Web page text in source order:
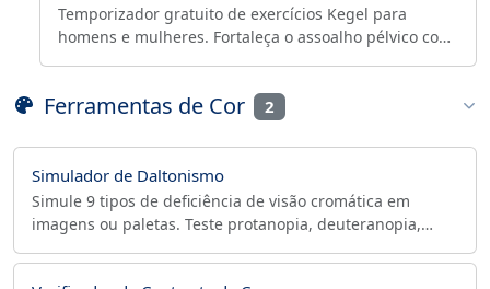
Temporizador gratuito de exercícios Kegel para
homens e mulheres. Fortaleça o assoalho pélvico com
Ferramentas de Cor 2
Simulador de Daltonismo
Simule 9 tipos de deficiência de visão cromática em
imagens ou paletas. Teste protanopia, deuteranopia,